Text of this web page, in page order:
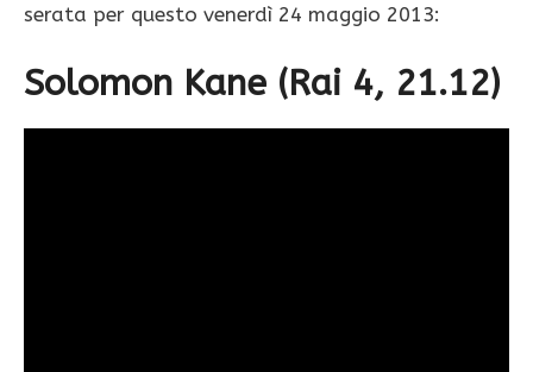
serata per questo venerdì 24 maggio 2013:
Solomon Kane (Rai 4, 21.12)